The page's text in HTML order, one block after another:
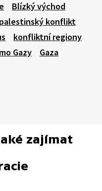
Blízký východ
konflikt
konfliktní regiony
Gazy Gaza
zajímat